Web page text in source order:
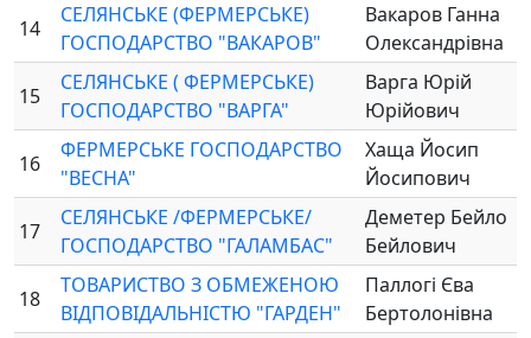
14
СЕЛЯНСЬКЕ (ФЕРМЕРСЬКЕ)
ГОСПОДАРСТВО "ВАКАРОВ"
Вакаров Ганна
Олександрівна
15
СЕЛЯНСЬКЕ ( ФЕРМЕРСЬКЕ)
ГОСПОДАРСТВО "ВАРГА"
Варга Юрій
Юрійович
16
ФЕРМЕРСЬКЕ ГОСПОДАРСТВО
"ВЕСНА"
Хаща Йосип
Йосипович
17
СЕЛЯНСЬКЕ /ФЕРМЕРСЬКЕ/
ГОСПОДАРСТВО "ГАЛАМБАС"
Деметер Бейло
Бейлович
18
ТОВАРИСТВО З ОБМЕЖЕНОЮ
ВІДПОВІДАЛЬНІСТЮ "ГАРДЕН"
Паллогі Єва
Бертолонівна